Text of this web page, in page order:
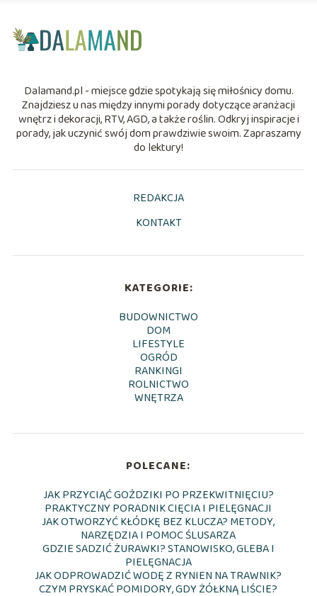
Dalamand.pl - miejsce gdzie spotykają się miłośnicy domu.
Znajdziesz u nas między innymi porady dotyczące aranżacji
wnętrz i dekoracji, RTV, AGD, a także roślin. Odkryj inspiracje i
porady, jak uczynić swój dom prawdziwie swoim. Zapraszamy
do lektury!
REDAKCJA
KONTAKT
KATEGORIE:
BUDOWNICTWO
DOM
LIFESTYLE
OGRÓD
RANKINGI
ROLNICTWO
WNĘTRZA
POLECANE:
JAK PRZYCIĄĆ GOŹDZIKI PO PRZEKWITNIĘCIU?
PRAKTYCZNY PORADNIK CIĘCIA I PIELĘGNACJI
JAK OTWORZYĆ KŁÓDKĘ BEZ KLUCZA? METODY,
NARZĘDZIA I POMOC ŚLUSARZA
GDZIE SADZIĆ ŻURAWKI? STANOWISKO, GLEBA I
PIELĘGNACJA
JAK ODPROWADZIĆ WODĘ Z RYNIEN NA TRAWNIK?
CZYM PRYSKAĆ POMIDORY, GDY ŻÓŁKNĄ LIŚCIE?